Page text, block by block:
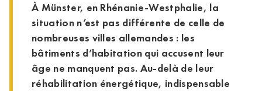
À Münster, en Rhénanie-Westphalie, la
situation n’est pas différente de celle de
nombreuses villes allemandes : les
bâtiments d’habitation qui accusent leur
âge ne manquent pas. Au-delà de leur
réhabilitation énergétique, indispensable